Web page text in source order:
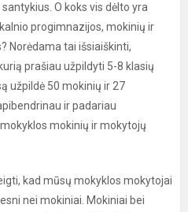
O koks vis dėlto yra
progimnazijos, mokinių ir
Norėdama tai išsiaiškinti,
prašiau užpildyti 5-8 klasių
užpildė 50 mokinių ir 27
ir padariau
mokinių ir mokytojų
kad mūsų mokyklos mokytojai
nei mokiniai. Mokiniai bei